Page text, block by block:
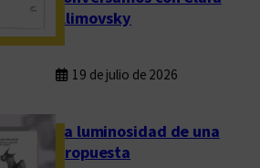
Klimovsky
19 de julio de 2026
La luminosidad de una
propuesta